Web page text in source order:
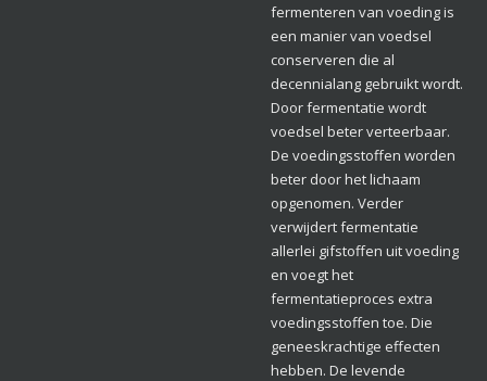
fermenteren van voeding is
een manier van voedsel
conserveren die al
decennialang gebruikt wordt.
Door fermentatie wordt
voedsel beter verteerbaar.
De voedingsstoffen worden
beter door het lichaam
opgenomen. Verder
verwijdert fermentatie
allerlei gifstoffen uit voeding
en voegt het
fermentatieproces extra
voedingsstoffen toe. Die
geneeskrachtige effecten
hebben. De levende